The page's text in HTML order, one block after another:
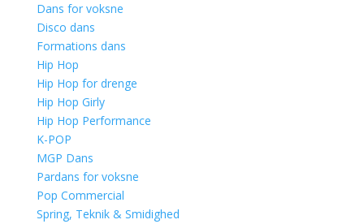
Dans for voksne
Disco dans
Formations dans
Hip Hop
Hip Hop for drenge
Hip Hop Girly
Hip Hop Performance
K-POP
MGP Dans
Pardans for voksne
Pop Commercial
Spring, Teknik & Smidighed